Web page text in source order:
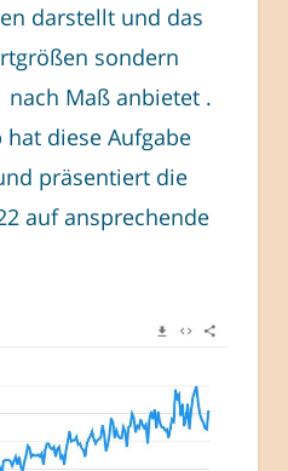
darstellt und das
sondern
nach Maß anbietet .
hat diese Aufgabe
präsentiert die
auf ansprechende